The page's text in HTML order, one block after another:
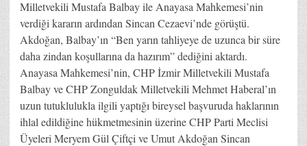
Milletvekili Mustafa Balbay ile Anayasa Mahkemesi’nin
verdiği kararın ardından Sincan Cezaevi’nde görüştü.
Akdoğan, Balbay’ın “Ben yarın tahliyeye de uzunca bir süre
daha zindan koşullarına da hazırım” dediğini aktardı.
Anayasa Mahkemesi’nin, CHP İzmir Milletvekili Mustafa
Balbay ve CHP Zonguldak Milletvekili Mehmet Haberal’ın
uzun tutuklulukla ilgili yaptığı bireysel başvuruda haklarının
ihlal edildiğine hükmetmesinin üzerine CHP Parti Meclisi
Üyeleri Meryem Gül Çiftçi ve Umut Akdoğan Sincan